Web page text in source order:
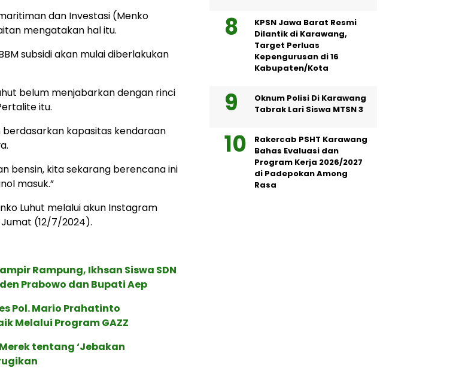
dan Investasi (Menko
mengatakan hal itu.
subsidi akan mulai diberlakukan
belum menjabarkan dengan rinci
itu.
kapasitas kendaraan
bensin, kita sekarang berencana ini
masuk.”
Luhut melalui akun Instagram
(12/7/2024).
Rampung, Ikhsan Siswa SDN
Prabowo dan Bupati Aep
Pol. Mario Prahatinto
Melalui Program GAZZ
tentang ‘Jebakan
KPSN Jawa Barat Resmi
Dilantik di Karawang,
Target Perluas
Kepengurusan di 16
Kabupaten/Kota
Oknum Polisi Di Karawang
Tabrak Lari Siswa MTSN 3
Rakercab PSHT Karawang
Bahas Evaluasi dan
Program Kerja 2026/2027
di Padepokan Among
Rasa